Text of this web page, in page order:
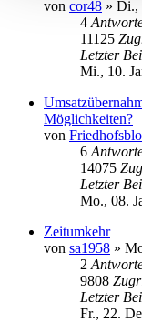
von cor48 » Di.,
4
11125
Letzter
Mi., 10.
Möglichkeiten?
von
6
14075
Letzter
Mo., 08.
Zeitumkehr
von sa1958 »
2
9808
Letzter
Fr., 22.